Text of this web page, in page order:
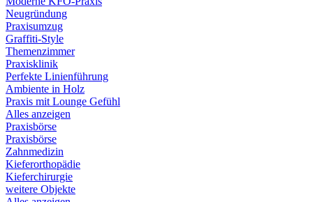
Neugründung
Praxisumzug
Graffiti-Style
Themenzimmer
Praxisklinik
Perfekte Linienführung
Ambiente in Holz
Praxis mit Lounge Gefühl
Alles anzeigen
Praxisbörse
Praxisbörse
Zahnmedizin
Kieferorthopädie
Kieferchirurgie
weitere Objekte